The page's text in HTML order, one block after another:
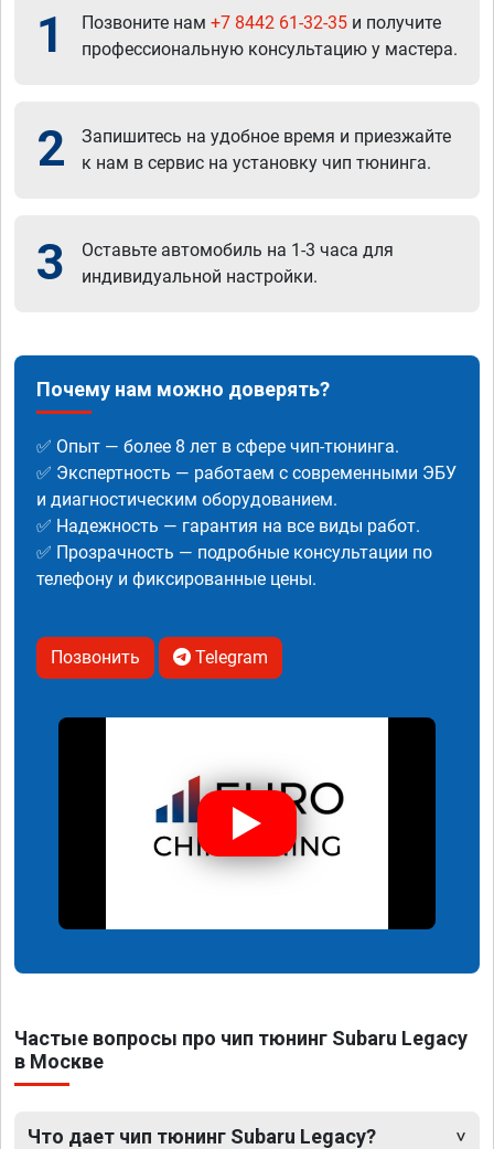
1 Позвоните нам +7 8442 61-32-35 и получите
профессиональную консультацию у мастера.
2
Запишитесь на удобное время и приезжайте
к нам в сервис на установку чип тюнинга.
3
Оставьте автомобиль на 1-3 часа для
индивидуальной настройки.
Почему нам можно доверять?
✅ Опыт — более 8 лет в сфере чип-тюнинга.
✅ Экспертность — работаем с современными ЭБУ
и диагностическим оборудованием.
✅ Надежность — гарантия на все виды работ.
✅ Прозрачность — подробные консультации по
телефону и фиксированные цены.
Позвонить Telegram
Частые вопросы про чип тюнинг Subaru Legacy
в Москве
Что дает чип тюнинг Subaru Legacy?